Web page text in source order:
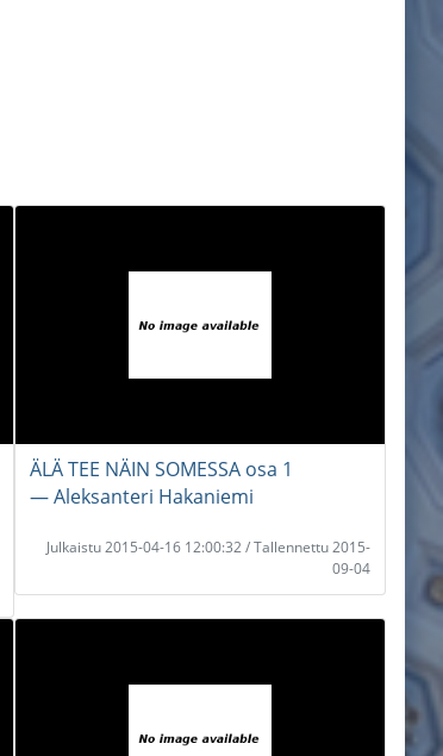
ÄLÄ TEE NÄIN SOMESSA osa 1
― Aleksanteri Hakaniemi
Julkaistu 2015-04-16 12:00:32 / Tallennettu 2015-
09-04